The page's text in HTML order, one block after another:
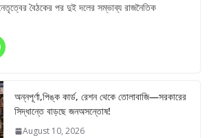
বৈঠকের পর দুই দলের সম্ভাব্য রাজনৈতিক
অন্নপূর্ণা,পিঙ্ক কার্ড, রেশন থেকে তোলাবাজি—সরকারের
সিদ্ধান্তে বাড়ছে জনঅসন্তোষ!
August 10, 2026